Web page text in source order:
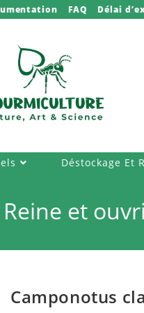
FAQ Délai
Déstockage Et
et
Camponotus